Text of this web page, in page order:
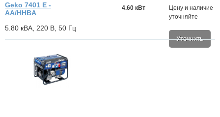
Geko 7401 E -
AA/HHBA
5.80 кВА, 220 В, 50 Гц
Цену и наличие
уточняйте
Уточнить
4.60 кВт